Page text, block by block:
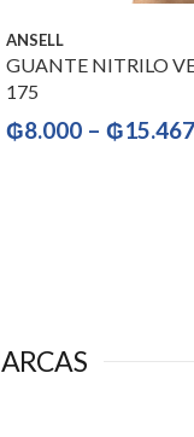
ANSELL
GUANTE NITRILO
175
₲8.000– ₲15.467